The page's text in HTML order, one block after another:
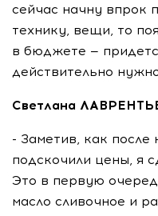
сейчас начну впрок
технику, вещи, то
в бюджете —
действительно
Светлана
- Заметив, как после
подскочили цены, я
Это в первую
масло сливочное и